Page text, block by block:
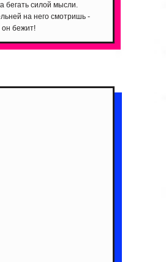
бегать силой мысли.
на него смотришь -
бежит!